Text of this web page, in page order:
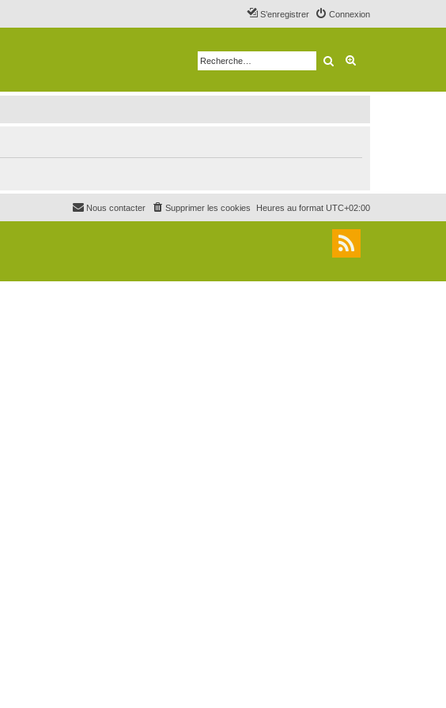
Connexion
S’enregistrer
Rechercher
Heures au format UTC+02:00
Supprimer les cookies
Nous contacter